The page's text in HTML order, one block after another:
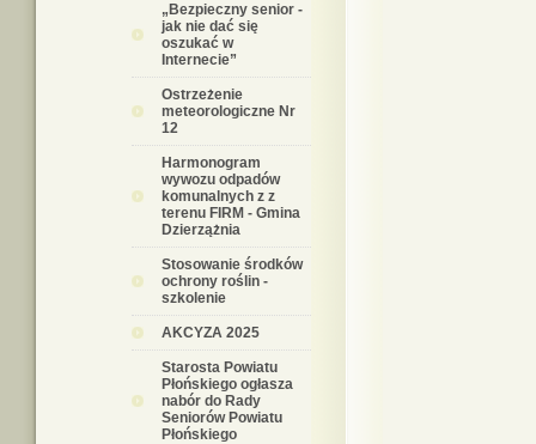
„Bezpieczny senior -
jak nie dać się
oszukać w
Internecie”
Ostrzeżenie
meteorologiczne Nr
12
Harmonogram
wywozu odpadów
komunalnych z z
terenu FIRM - Gmina
Dzierzążnia
Stosowanie środków
ochrony roślin -
szkolenie
AKCYZA 2025
Starosta Powiatu
Płońskiego ogłasza
nabór do Rady
Seniorów Powiatu
Płońskiego